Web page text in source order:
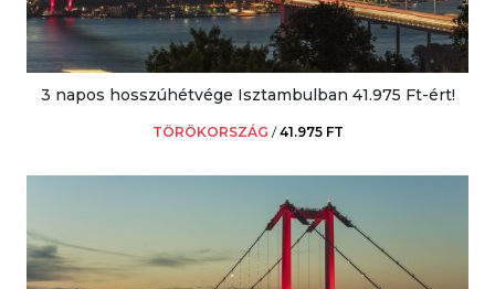
3 napos hosszúhétvége Isztambulban 41.975 Ft-ért!
TÖRÖKORSZÁG /41.975 FT